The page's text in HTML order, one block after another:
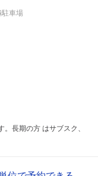
駐車場
長期の方 はサブスク、